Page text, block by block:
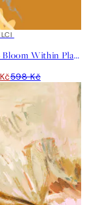
Arty Guava - Bloom Within Plakát
598 Kč